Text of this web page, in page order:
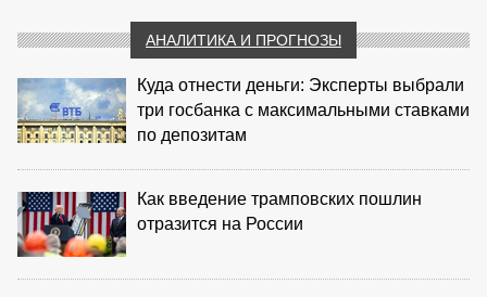
АНАЛИТИКА И ПРОГНОЗЫ
Куда отнести деньги: Эксперты выбрали
три госбанка с максимальными ставками
по депозитам
Как введение трамповских пошлин
отразится на России